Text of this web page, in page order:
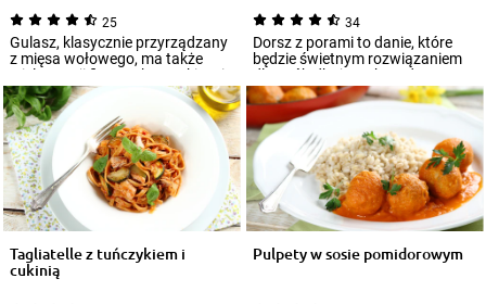
25
Gulasz, klasycznie przyrządzany
z mięsa wołowego, ma także
wiele wersji fit. Ta z kurczakiem i
ka...
34
Dorsz z porami to danie, które
będzie świetnym rozwiązaniem
dla osób dbających o zdrowy
tryb życi...
Tagliatelle z tuńczykiem i
cukinią
Pulpety w sosie pomidorowym